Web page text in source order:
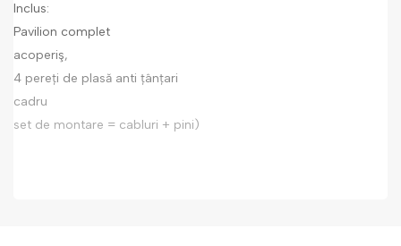
Inclus:
Pavilion complet
acoperiş,
4 pereți de plasă anti țânțari
cadru
set de montare = cabluri + pini)